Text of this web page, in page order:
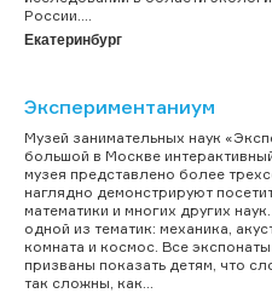
России....
Екатеринбург
Экспериментаниум
Музей занимательных наук
большой в Москве
музея представлено более
наглядно демонстрируют
математики и многих других
одной из тематик: механика,
комната и космос. Все
призваны показать детям, что
так сложны, как...